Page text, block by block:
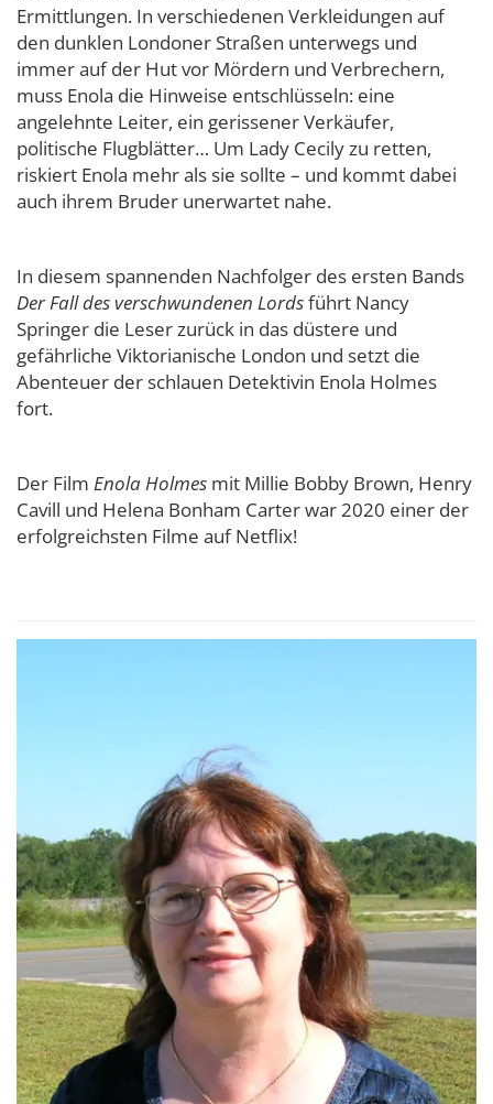
Ermittlungen. In verschiedenen Verkleidungen auf
den dunklen Londoner Straßen unterwegs und
immer auf der Hut vor Mördern und Verbrechern,
muss Enola die Hinweise entschlüsseln: eine
angelehnte Leiter, ein gerissener Verkäufer,
politische Flugblätter… Um Lady Cecily zu retten,
riskiert Enola mehr als sie sollte – und kommt dabei
auch ihrem Bruder unerwartet nahe.
In diesem spannenden Nachfolger des ersten Bands
Der Fall des verschwundenen Lordsführt Nancy
Springer die Leser zurück in das düstere und
gefährliche Viktorianische London und setzt die
Abenteuer der schlauen Detektivin Enola Holmes
fort.
Der Film Enola Holmes mit Millie Bobby Brown, Henry
Cavill und Helena Bonham Carter war 2020 einer der
erfolgreichsten Filme auf Netflix!